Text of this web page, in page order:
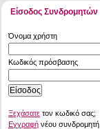
Είσοδος Συνδρομητών
Όνομα χρήστη
Κωδικός πρόσβασης
Ξεχάσατε τον κωδικό σας;
Εγγραφή νέου συνδρομητή.